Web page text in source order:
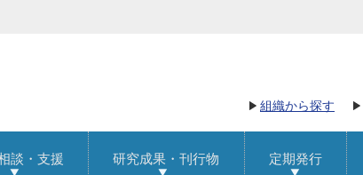
組織から探す
談・支援 研究成果・刊行物 定期発行